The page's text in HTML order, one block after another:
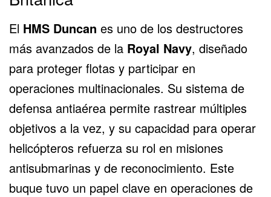
El HMS Duncan es uno de los destructores
más avanzados de la Royal Navy, diseñado
para proteger flotas y participar en
operaciones multinacionales. Su sistema de
defensa antiaérea permite rastrear múltiples
objetivos a la vez, y su capacidad para operar
helicópteros refuerza su rol en misiones
antisubmarinas y de reconocimiento. Este
buque tuvo un papel clave en operaciones de